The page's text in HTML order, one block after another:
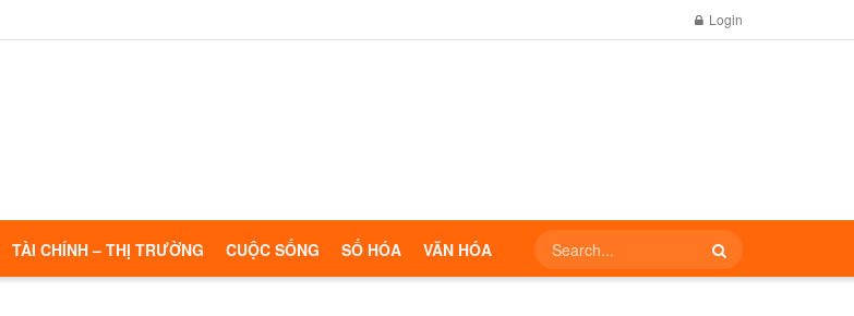
Login
TÀI CHÍNH – THỊ TRƯỜNG CUỘC SỐNG SỐ HÓA VĂN HÓA